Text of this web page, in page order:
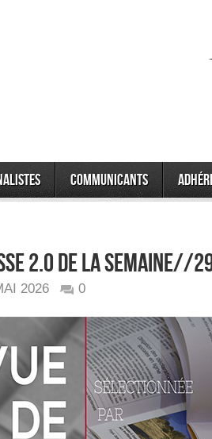
Communicants
2.0 de la semaine//
2026 0